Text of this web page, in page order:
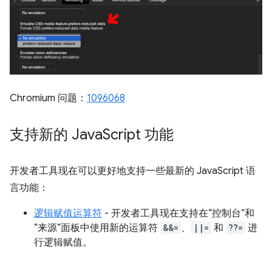
Chromium 问题： 1096068
支持新的 JavaScript 功能
开发者工具现在可以更好地支持一些最新的 JavaScript 语
言功能：
逻辑赋值运算符 - 开发者工具现在支持在“控制台”和
“来源”面板中使用新的运算符 &&= 、 ||= 和 ??= 进
行逻辑赋值。